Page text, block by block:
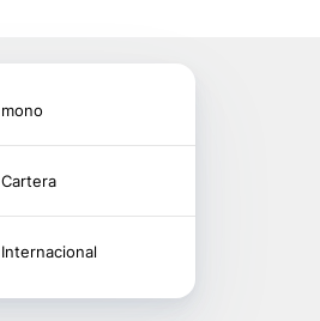
mono
Cartera
Internacional